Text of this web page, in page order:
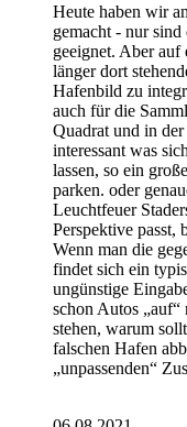
Heute haben wir
gemacht - nur
geeignet. Aber auf
länger dort
Hafenbild zu
auch für die
Quadrat und in
interessant was
lassen, so ein
parken. oder
Leuchtfeuer
Perspektive passt,
Wenn man die
findet sich ein
ungünstige
schon Autos
stehen, warum
falschen Hafen
„unpassenden“